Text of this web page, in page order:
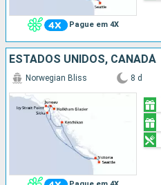
Pague em 4X
ESTADOS UNIDOS, CANADÁ
Norwegian Bliss 8 d